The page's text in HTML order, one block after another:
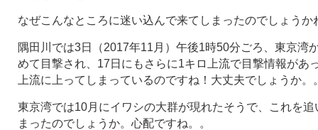
なぜこんなところに迷い込んで来てしまったのでしょうか
隅田川では3日（2017年11月）午後1時50分ごろ、東京湾
めて目撃され、17日にもさらに1キロ上流で目撃情報があ
上流に上ってしまっているのですね！大丈夫でしょうか。
東京湾では10月にイワシの大群が現れたそうで、これを
まったのでしょうか。心配ですね。。